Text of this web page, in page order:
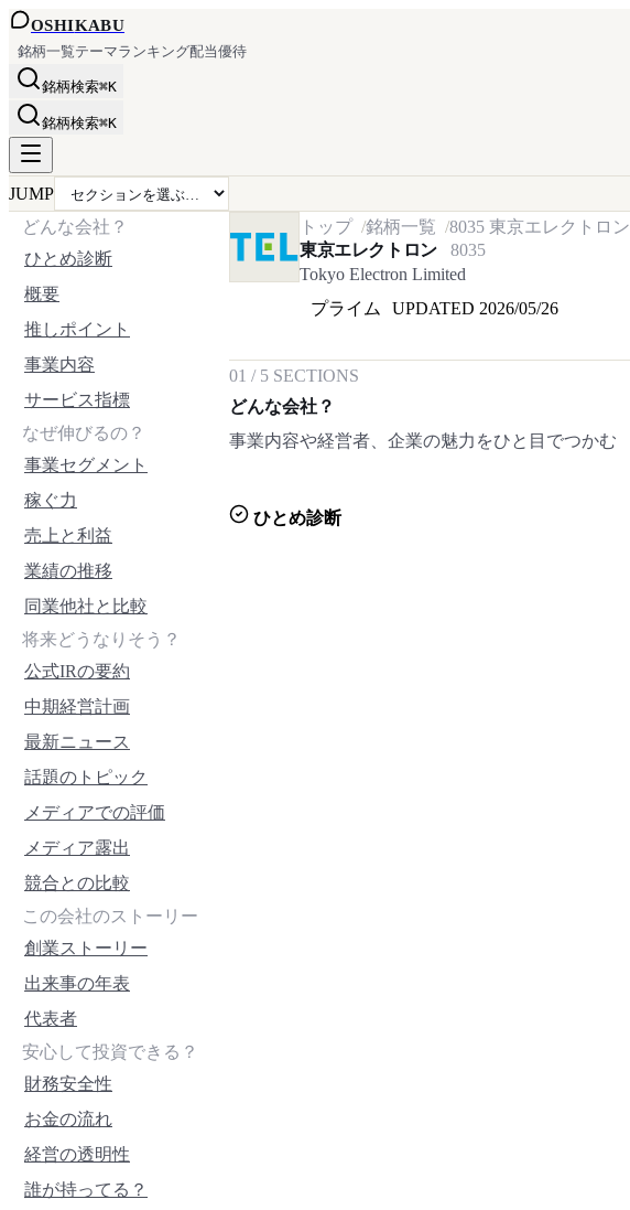
OSHIKABU
銘柄一覧テーマランキング配当優待
銘柄検索⌘K
銘柄検索⌘K
JUMP
どんな会社？
ひとめ診断
概要
推しポイント
事業内容
サービス指標
なぜ伸びるの？
事業セグメント
稼ぐ力
売上と利益
業績の推移
同業他社と比較
将来どうなりそう？
公式IRの要約
中期経営計画
最新ニュース
話題のトピック
メディアでの評価
メディア露出
競合との比較
この会社のストーリー
創業ストーリー
出来事の年表
代表者
安心して投資できる？
財務安全性
お金の流れ
経営の透明性
誰が持ってる？
トップ 銘柄一覧 8035 東京エレクトロン
東京エレクトロン
8035
Tokyo Electron Limited
プライム
UPDATED 2026/05/26
01 / 5 SECTIONS
どんな会社？
事業内容や経営者、企業の魅力をひと目でつかむ
ひとめ診断